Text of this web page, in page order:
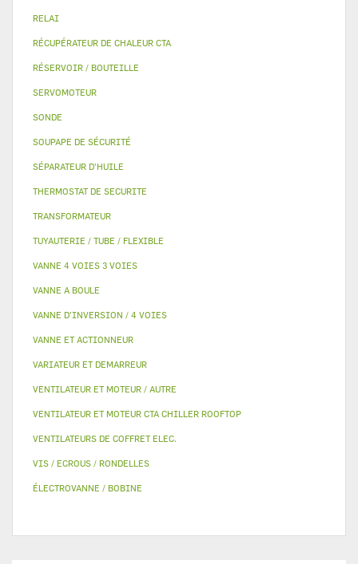
RELAI
RÉCUPÉRATEUR DE CHALEUR CTA
RÉSERVOIR / BOUTEILLE
SERVOMOTEUR
SONDE
SOUPAPE DE SÉCURITÉ
SÉPARATEUR D'HUILE
THERMOSTAT DE SECURITE
TRANSFORMATEUR
TUYAUTERIE / TUBE / FLEXIBLE
VANNE 4 VOIES 3 VOIES
VANNE A BOULE
VANNE D’INVERSION / 4 VOIES
VANNE ET ACTIONNEUR
VARIATEUR ET DEMARREUR
VENTILATEUR ET MOTEUR / AUTRE
VENTILATEUR ET MOTEUR CTA CHILLER ROOFTOP
VENTILATEURS DE COFFRET ELEC.
VIS / ECROUS / RONDELLES
ÉLECTROVANNE / BOBINE